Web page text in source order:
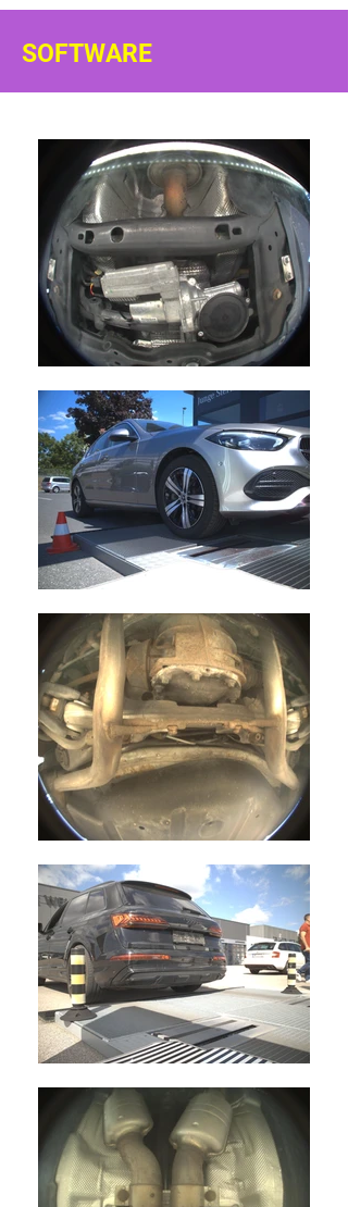
SOFTWARE